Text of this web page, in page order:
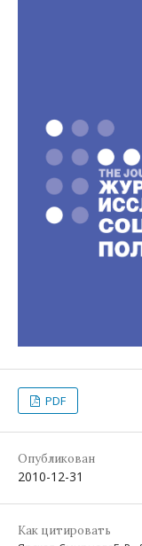
PDF
Опубликован
2010-12-31
Как цитировать